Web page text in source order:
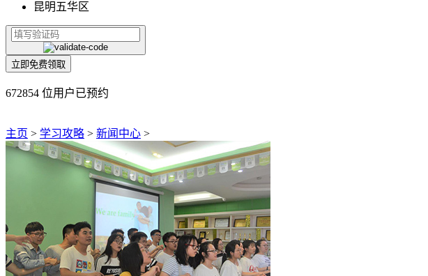
昆明五华区
立即免费领取
672854 位用户已预约
主页 > 学习攻略 > 新闻中心 >